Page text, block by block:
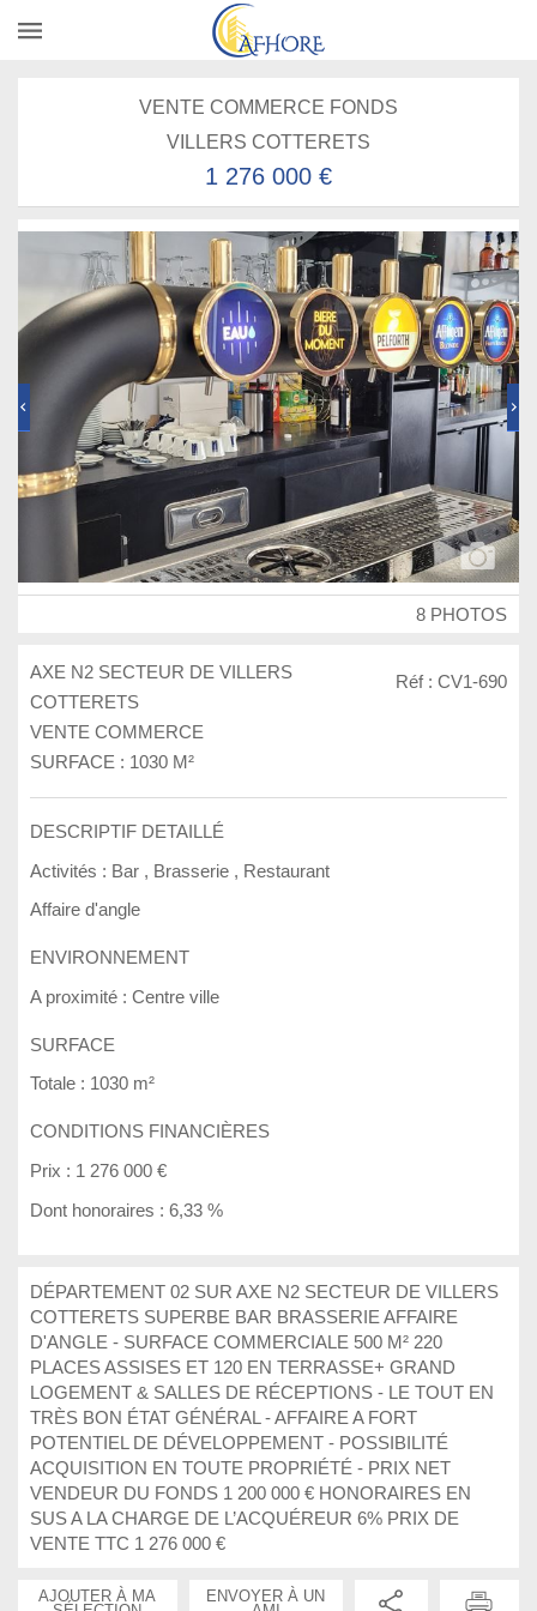
VENTE COMMERCE FONDS
VILLERS COTTERETS
1 276 000 €
8 PHOTOS
Réf : CV1-690
AXE N2 SECTEUR DE VILLERS
COTTERETS
VENTE COMMERCE
SURFACE : 1030 M²
DESCRIPTIF DETAILLÉ
Activités : Bar , Brasserie , Restaurant
Affaire d'angle
ENVIRONNEMENT
A proximité : Centre ville
SURFACE
Totale : 1030 m²
CONDITIONS FINANCIÈRES
Prix : 1 276 000 €
Dont honoraires : 6,33 %
DÉPARTEMENT 02 SUR AXE N2 SECTEUR DE VILLERS
COTTERETS SUPERBE BAR BRASSERIE AFFAIRE
D'ANGLE - SURFACE COMMERCIALE 500 M² 220
PLACES ASSISES ET 120 EN TERRASSE+ GRAND
LOGEMENT & SALLES DE RÉCEPTIONS - LE TOUT EN
TRÈS BON ÉTAT GÉNÉRAL - AFFAIRE A FORT
POTENTIEL DE DÉVELOPPEMENT - POSSIBILITÉ
ACQUISITION EN TOUTE PROPRIÉTÉ - PRIX NET
VENDEUR DU FONDS 1 200 000 € HONORAIRES EN
SUS A LA CHARGE DE L’ACQUÉREUR 6% PRIX DE
VENTE TTC 1 276 000 €
AJOUTER À MA
ENVOYER À UN